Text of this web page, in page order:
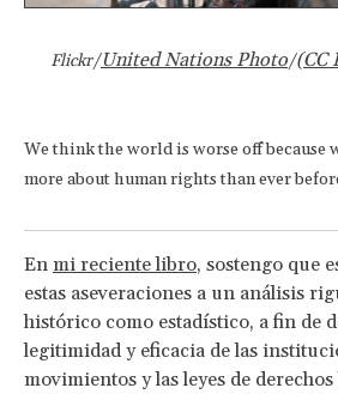
Flickr/United Nations Photo/(CC
We think the world is worse off because
more about human rights than ever
En mi reciente libro, sostengo que
estas aseveraciones a un análisis
histórico como estadístico, a fin de
legitimidad y eficacia de las
movimientos y las leyes de